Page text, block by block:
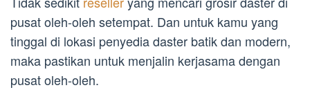
pusat oleh-oleh setempat. Dan untuk kamu yang
tinggal di lokasi penyedia daster batik dan modern,
maka pastikan untuk menjalin kerjasama dengan
pusat oleh-oleh.